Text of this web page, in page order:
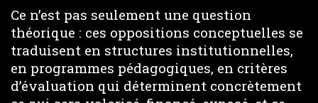
Ce n’est pas seulement une question
théorique : ces oppositions conceptuelles se
traduisent en structures institutionnelles,
en programmes pédagogiques, en critères
d’évaluation qui déterminent concrètement